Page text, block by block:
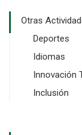
Otras
Deportes
Idiomas
Innovación
Inclusión